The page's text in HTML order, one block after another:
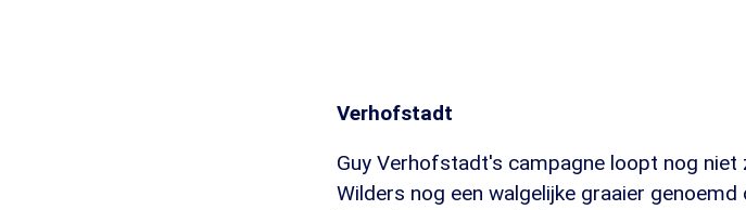
Verhofstadt
Guy Verhofstadt's campagne loopt nog niet
Wilders nog een walgelijke graaier